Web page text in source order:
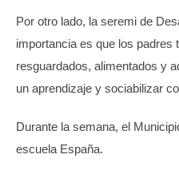
Por otro lado, la seremi de
importancia es que los padres
resguardados, alimentados y
un aprendizaje y sociabilizar
Durante la semana, el
escuela España.